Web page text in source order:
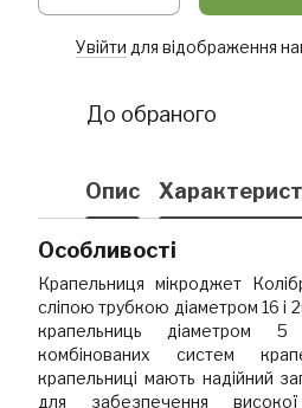
Увійти для відображення
До обраного
Опис
Особливості
Крапельниця мікроджет
сліпою трубкою діаметром 16 і
крапельниць діаметром
комбінованих систем
крапельниці мають надійний
для забезпечення